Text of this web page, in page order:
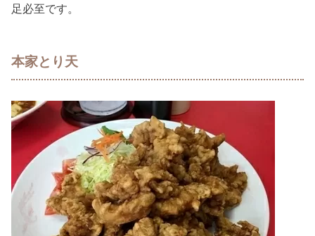
足必至です。
本家とり天